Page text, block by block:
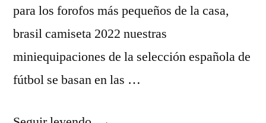
para los forofos más pequeños de la casa,
brasil camiseta 2022 nuestras
miniequipaciones de la selección española de
fútbol se basan en las …